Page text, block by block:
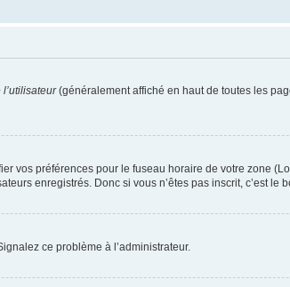
(généralement affiché en haut de toutes les
vos préférences pour le fuseau horaire de votre zone
enregistrés. Donc si vous n’êtes pas inscrit, c’est le
ce problème à l’administrateur.